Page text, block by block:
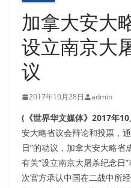
加拿大安大
设立南京大
议
2017年10月28日 admin
(《世界华文媒体》2017年
安大略省议会辩论和投票，
日”的动议，加拿大安大略
有关“设立南京大屠杀纪念日
次官方承认中国在二战中所